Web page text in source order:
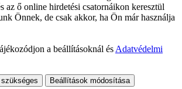
az ő online hirdetési csatornáikon keresztül
Önnek, de csak akkor, ha Ön már használja
a beállításoknál és Adatvédelmi
Beállítások módosítása